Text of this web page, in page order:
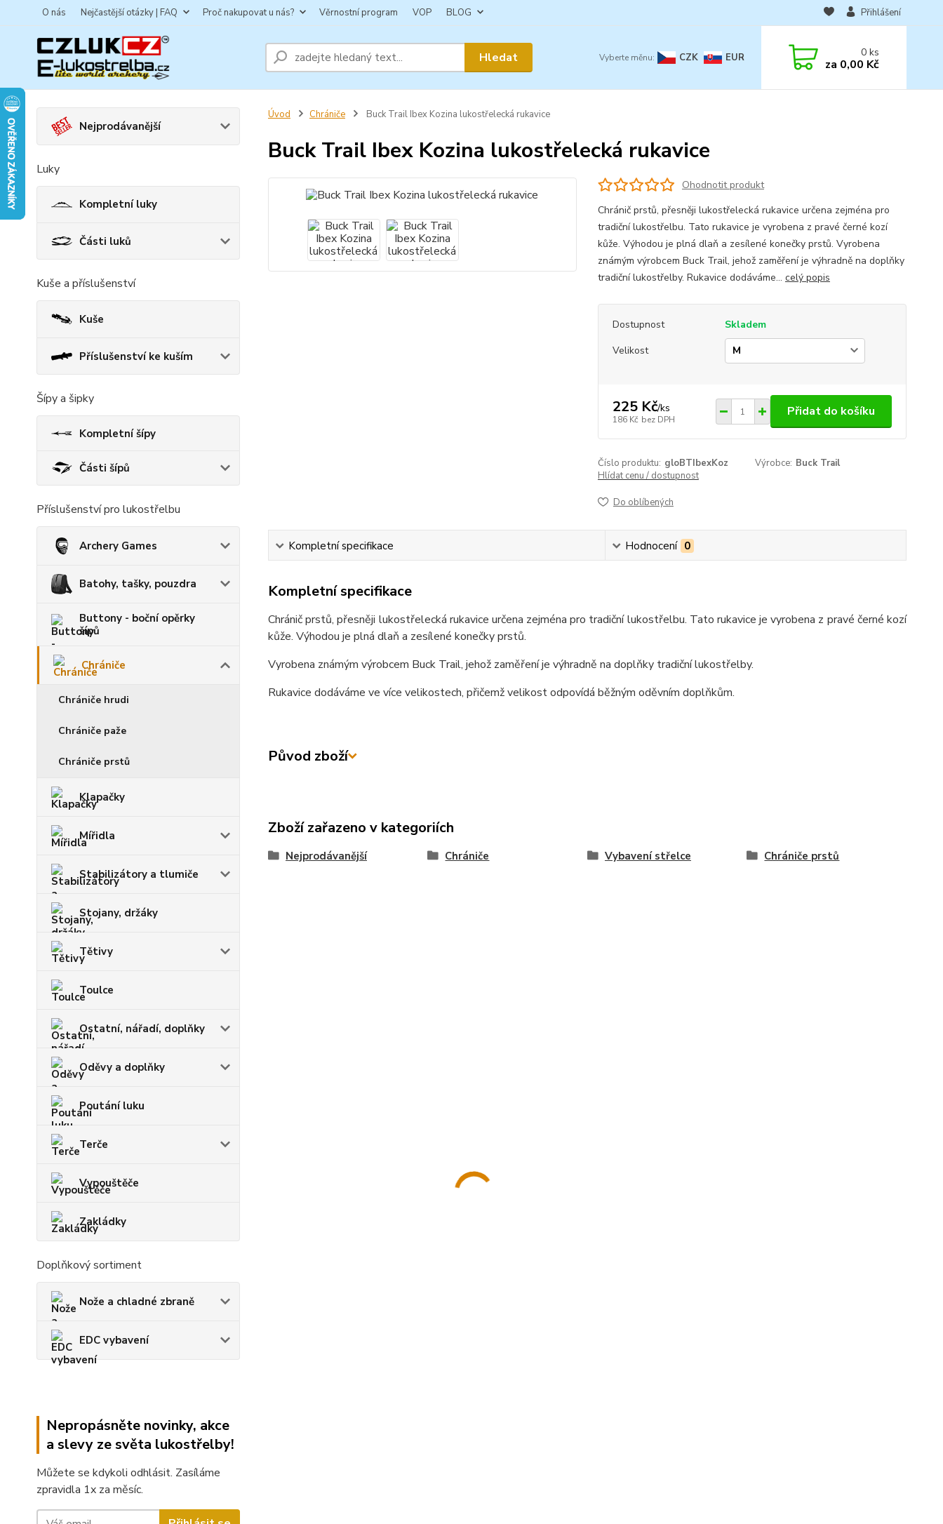
O nás Nejčastější otázky | FAQ Proč nakupovat u nás? Věrnostní program VOP BLOG
CZK EUR
Přihlášení
Hledat 0ks
za 0,00 Kč
Nejprodávanější
Luky
Kompletní luky
Části luků
Kuše a příslušenství
Kuše
Příslušenství ke kuším
Šípy a šipky
Kompletní šípy
Části šípů
Příslušenství pro lukostřelbu
Archery Games
Batohy, tašky, pouzdra
Buttony - boční opěrky
šípů
Chrániče
Chrániče hrudi
Chrániče paže
Chrániče prstů
Klapačky
Mířidla
Stabilizátory a tlumiče
Stojany, držáky
Tětivy
Toulce
Ostatní, nářadí, doplňky
Oděvy a doplňky
Poutání luku
Terče
Vypouštěče
Zakládky
Doplňkový sortiment
Nože a chladné zbraně
EDC vybavení
Nepropásněte novinky, akce
a slevy ze světa lukostřelby!
Můžete se kdykoli odhlásit. Zasíláme
zpravidla 1x za měsíc.
Úvod Chrániče Buck Trail Ibex Kozina lukostřelecká rukavice
Buck Trail Ibex Kozina lukostřelecká rukavice
Ohodnotit produkt
Chránič prstů, přesněji lukostřelecká rukavice určena zejména pro
tradiční lukostřelbu. Tato rukavice je vyrobena z pravé černé kozí
kůže. Výhodou je plná dlaň a zesílené konečky prstů. Vyrobena
známým výrobcem Buck Trail, jehož zaměření je výhradně na doplňky
tradiční lukostřelby. Rukavice dodáváme... celý popis
Dostupnost
Skladem
Velikost
225 Kč/ks
186 Kč bez DPH
Přidat do košíku
Číslo produktu: gloBTIbexKoz Výrobce: Buck Trail
Hlídat cenu / dostupnost
Do oblíbených
Kompletní specifikace Hodnocení 0
Kompletní specifikace
Chránič prstů, přesněji lukostřelecká rukavice určena zejména pro tradiční lukostřelbu. Tato rukavice je vyrobena z pravé černé kozí
kůže. Výhodou je plná dlaň a zesílené konečky prstů.
Vyrobena známým výrobcem Buck Trail, jehož zaměření je výhradně na doplňky tradiční lukostřelby.
Rukavice dodáváme ve více velikostech, přičemž velikost odpovídá běžným oděvním doplňkům.
Původ zboží
Zboží zařazeno v kategoriích
Nejprodávanější Chrániče Vybavení střelce Chrániče prstů